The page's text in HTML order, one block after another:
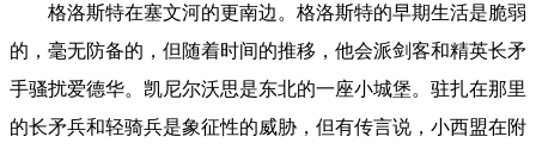
格洛斯特在塞文河的更南边。格洛斯特的早期生活是脆弱
的，毫无防备的，但随着时间的推移，他会派剑客和精英长矛
手骚扰爱德华。凯尼尔沃思是东北的一座小城堡。驻扎在那里
的长矛兵和轻骑兵是象征性的威胁，但有传言说，小西盟在附